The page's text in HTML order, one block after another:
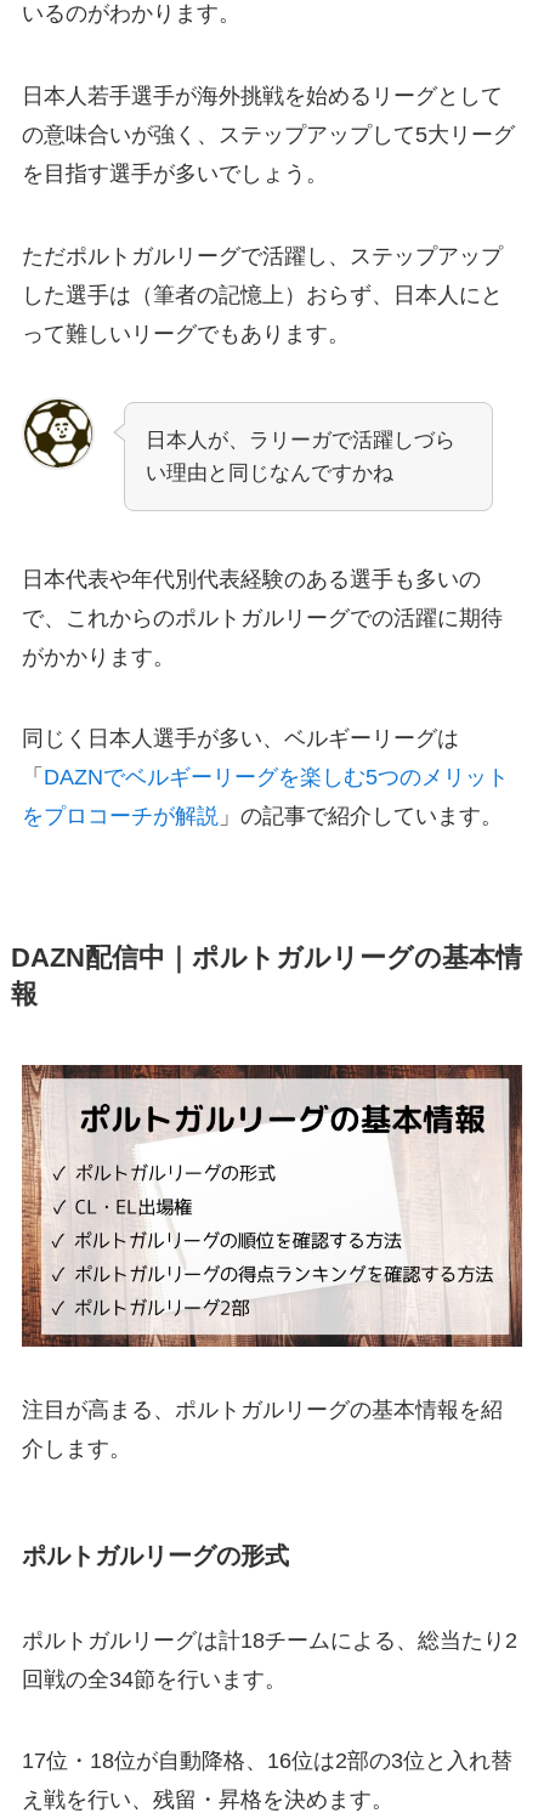
いるのがわかります。
日本人若手選手が海外挑戦を始めるリーグとして
の意味合いが強く、ステップアップして5大リーグ
を目指す選手が多いでしょう。
ただポルトガルリーグで活躍し、ステップアップ
した選手は（筆者の記憶上）おらず、日本人にと
って難しいリーグでもあります。
日本人が、ラリーガで活躍しづら
い理由と同じなんですかね
日本代表や年代別代表経験のある選手も多いの
で、これからのポルトガルリーグでの活躍に期待
がかかります。
同じく日本人選手が多い、ベルギーリーグは
「 DAZNでベルギーリーグを楽しむ5つのメリット
をプロコーチが解説」の記事で紹介しています。
DAZN配信中｜ポルトガルリーグの基本情
報
注目が高まる、ポルトガルリーグの基本情報を紹
介します。
ポルトガルリーグの形式
ポルトガルリーグは計18チームによる、総当たり2
回戦の全34節を行います。
17位・18位が自動降格、16位は2部の3位と入れ替
え戦を行い、残留・昇格を決めます。